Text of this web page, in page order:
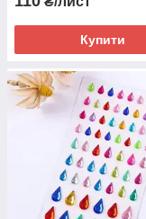
Купити